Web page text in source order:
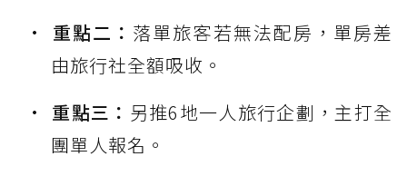
重點二： 落單旅客若無法配房，單房差
由旅行社全額吸收。
重點三： 另推6地一人旅行企劃，主打全
團單人報名。